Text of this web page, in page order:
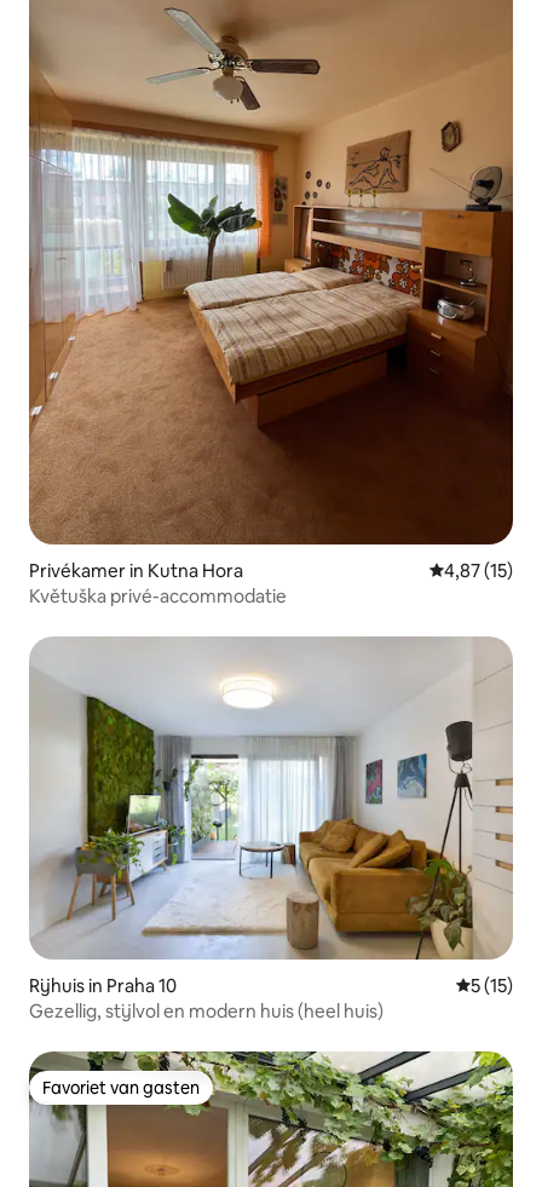
Privékamer in Kutna Hora Gemiddelde
4,87 (15)
Květuška privé-accommodatie
Rijhuis in Praha 10
5 (15)
Gezellig, stijlvol en modern huis (heel huis)
Favoriet van gasten
Favoriet van gasten